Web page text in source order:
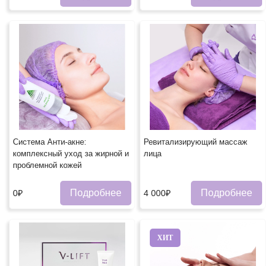
Система Анти-акне:
комплексный уход за жирной и
проблемной кожей
0₽ Подробнее
Ревитализирующий массаж
лица
4 000₽ Подробнее
ХИТ